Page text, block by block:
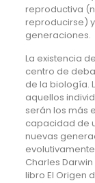
reproductiva
reproducirse)
generaciones.
La existencia
centro de
de la biología.
aquellos
serán los más
capacidad de
nuevas
Charles
libro El Origen